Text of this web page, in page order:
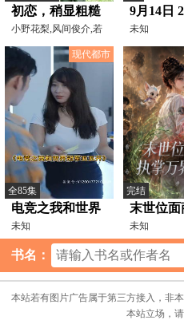
初恋，稍显粗糙
小野花梨,风间俊介,若
村麻由美,尾美利德,熊
9月14日
季德甲第
特蒙德
姆
未知
现代都市
全85集
电竞之我和世界
冠军五五开
未知
完结
末世位面
万界货仓
未知
书名：
本站若有图片广告属于第三方接入，非
本站立场，请